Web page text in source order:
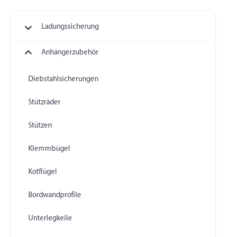
Ladungssicherung
Anhängerzubehör
Diebstahlsicherungen
Stützräder
Stützen
Klemmbügel
Kotflügel
Bordwandprofile
Unterlegkeile